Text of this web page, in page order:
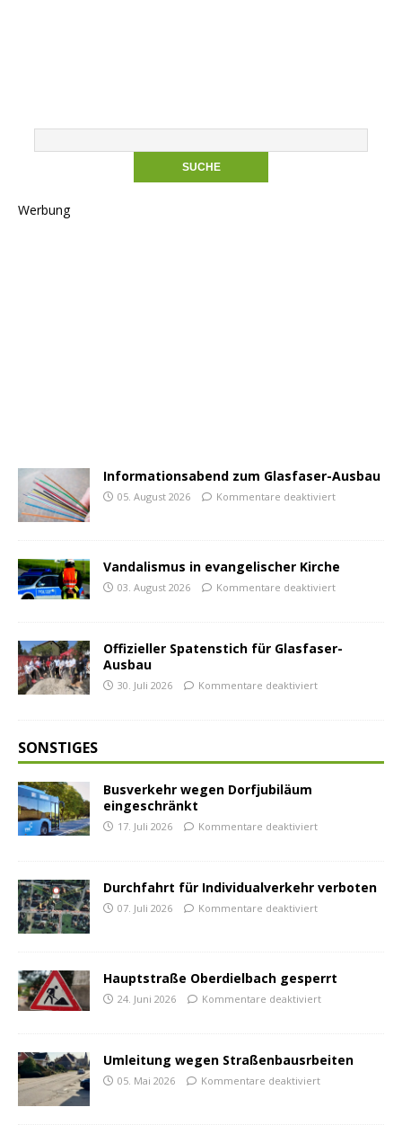
Werbung
Informationsabend zum Glasfaser-Ausbau
05. August 2026 Kommentare deaktiviert
Vandalismus in evangelischer Kirche
03. August 2026 Kommentare deaktiviert
Offizieller Spatenstich für Glasfaser-
Ausbau
30. Juli 2026 Kommentare deaktiviert
SONSTIGES
Busverkehr wegen Dorfjubiläum
eingeschränkt
17. Juli 2026 Kommentare deaktiviert
Durchfahrt für Individualverkehr verboten
07. Juli 2026 Kommentare deaktiviert
Hauptstraße Oberdielbach gesperrt
24. Juni 2026 Kommentare deaktiviert
Umleitung wegen Straßenbausrbeiten
05. Mai 2026 Kommentare deaktiviert